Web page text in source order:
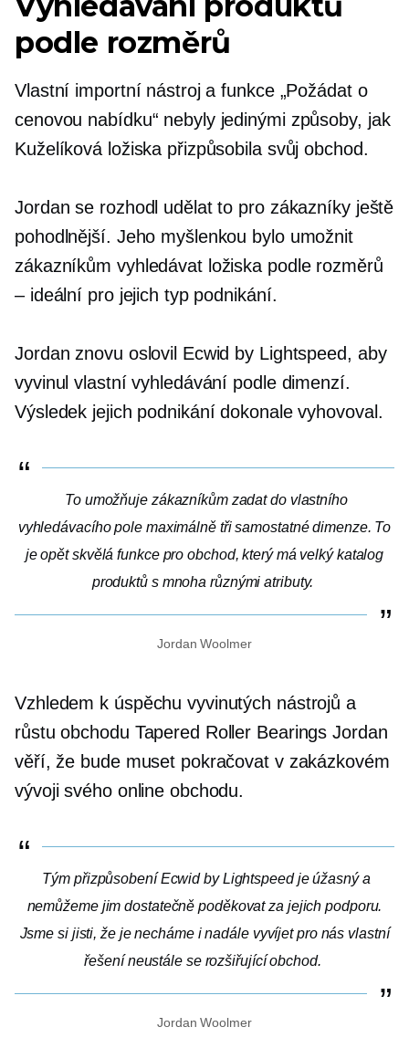
podle rozměrů
Vlastní importní nástroj a funkce „Požádat o
cenovou nabídku“ nebyly jedinými způsoby, jak
Kuželíková ložiska přizpůsobila svůj obchod.
Jordan se rozhodl udělat to pro zákazníky ještě
pohodlnější. Jeho myšlenkou bylo umožnit
zákazníkům vyhledávat ložiska podle rozměrů
– ideální pro jejich typ podnikání.
Jordan znovu oslovil Ecwid by Lightspeed, aby
vyvinul vlastní vyhledávání podle dimenzí.
Výsledek jejich podnikání dokonale vyhovoval.
To umožňuje zákazníkům zadat do vlastního
vyhledávacího pole maximálně tři samostatné dimenze. To
je opět skvělá funkce pro obchod, který má velký katalog
produktů s mnoha různými atributy.
Jordan Woolmer
Vzhledem k úspěchu vyvinutých nástrojů a
růstu obchodu Tapered Roller Bearings Jordan
věří, že bude muset pokračovat v zakázkovém
vývoji svého online obchodu.
Tým přizpůsobení Ecwid by Lightspeed je úžasný a
nemůžeme jim dostatečně poděkovat za jejich podporu.
Jsme si jisti, že je necháme i nadále vyvíjet pro nás vlastní
řešeníneustále se rozšiřujícíobchod.
Jordan Woolmer